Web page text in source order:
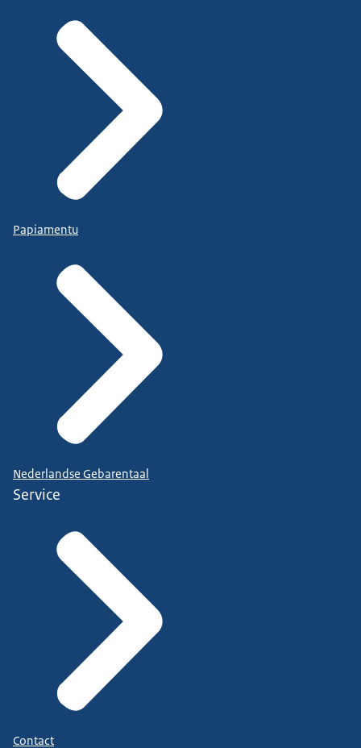
Papiamentu
Nederlandse Gebarentaal
Service
Contact